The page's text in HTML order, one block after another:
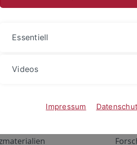
Netzwerk
ALMA
Essentiell
Videos
Impressum